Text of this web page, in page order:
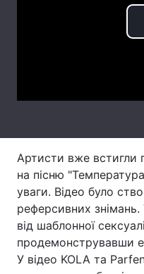
Тема оформлення
Артисти вже встигли
на пісню
уваги. Відео було
реферсивних знімань.
від шаблонної
продемонструвавши
У відео KOLA та